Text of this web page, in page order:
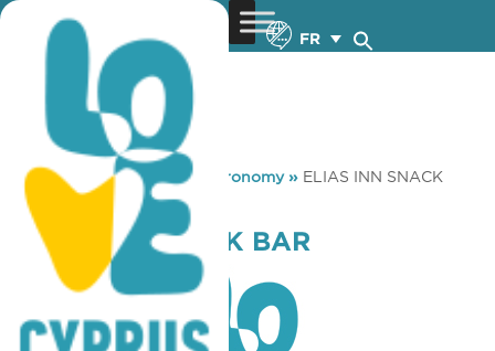
FR
You are here: Home »Gastronomy» ELIAS INN SNACK
BAR
ELIAS INN SNACK BAR